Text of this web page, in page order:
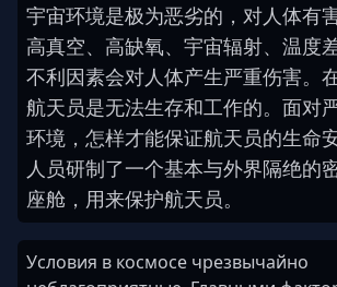
宇宙环境是极为恶劣的 ， 对人体有
高真空、 高缺氧、 宇宙辐射、 温度
不利因素会对人体产生严重伤害。
航天员是无法生存和工作的。 面对
环境 ， 怎样才能保证航天员的生命
人员研制了一个基本与外界隔绝的
座舱 ， 用来保护航天员。
Условия в космосе чрезвычайно